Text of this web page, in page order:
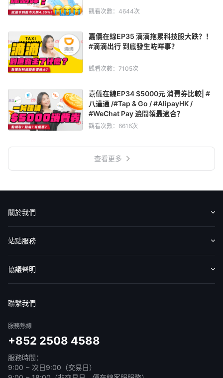
查看更多
觀看次數：4644次
嘉儀在線EP35 滴滴拖累科技股大跌？！
#滴滴出行 到底發生咗咩事？
觀看次數：7105次
嘉儀在線EP34 $5000元 消費券比較| #
八達通 /#Tap & Go / #AlipayHK /
#WeChat Pay 邊間領最適合？
觀看次數：6616次
關於我們
認識華盛
媒體報導
意見反饋
站點服務
收費標準
交易工具
幫助中心
協議聲明
聯繫我們
服務熱線
+852 2508 4588
服務時間：
9:00 ~ 次日9:00（交易日）